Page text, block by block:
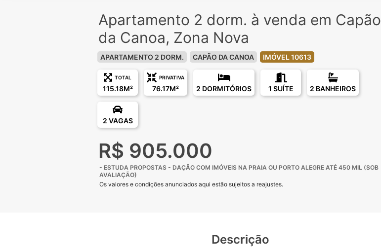
Apartamento 2 dorm. à venda em Capão
da Canoa, Zona Nova
APARTAMENTO 2 DORM. CAPÃO DA CANOA IMÓVEL 10613
TOTAL
115.18M²
PRIVATIVA
76.17M² 2 DORMITÓRIOS 1 SUÍTE 2 BANHEIROS
2 VAGAS
R$ 905.000
- ESTUDA PROPOSTAS - ⁠DAÇÃO COM IMÓVEIS NA PRAIA OU PORTO ALEGRE ATÉ 450 MIL (SOB
AVALIAÇÃO)
Os valores e condições anunciados aqui estão sujeitos a reajustes.
Descrição